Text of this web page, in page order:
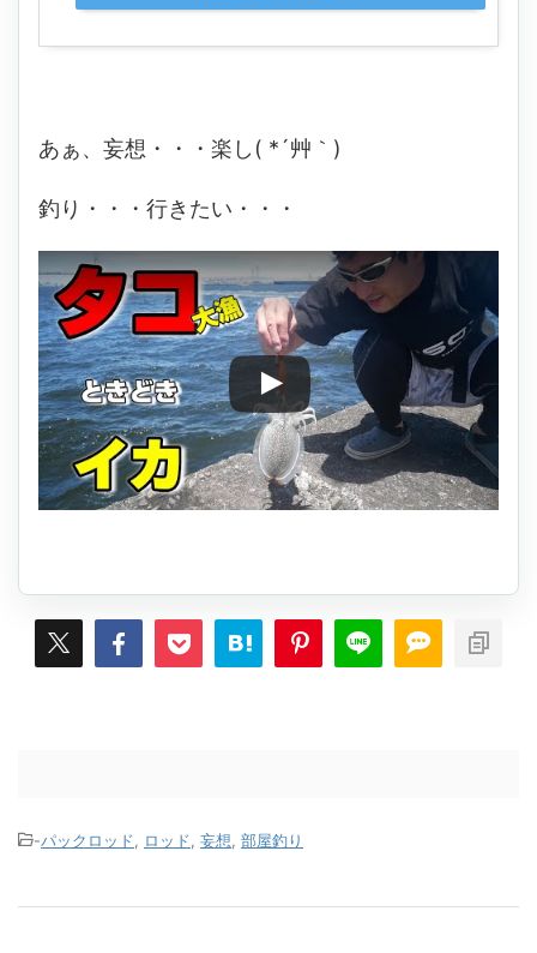
あぁ、妄想・・・楽し( *´艸｀)
釣り・・・行きたい・・・
-パックロッド, ロッド, 妄想, 部屋釣り